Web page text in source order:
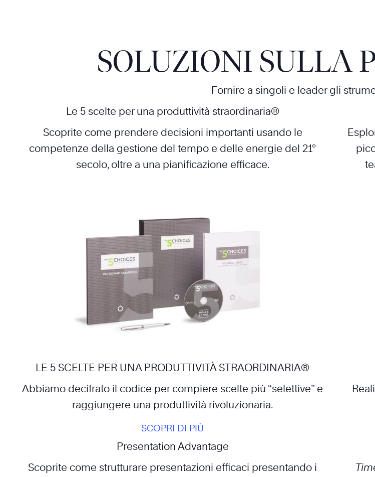
SOLUZIONI SULLA
Fornire a singoli e leader gli
Le 5 scelte per una produttività straordinaria®
Scoprite come prendere decisioni importanti usando le
competenze della gestione del tempo e delle energie del 21°
secolo, oltre a una pianificazione efficace.
LE 5 SCELTE PER UNA PRODUTTIVITÀ STRAORDINARIA®
Abbiamo decifrato il codice per compiere scelte più “selettive” e
raggiungere una produttività rivoluzionaria.
SCOPRI DI PIÙ
Presentation Advantage
Scoprite come strutturare presentazioni efficaci presentando i